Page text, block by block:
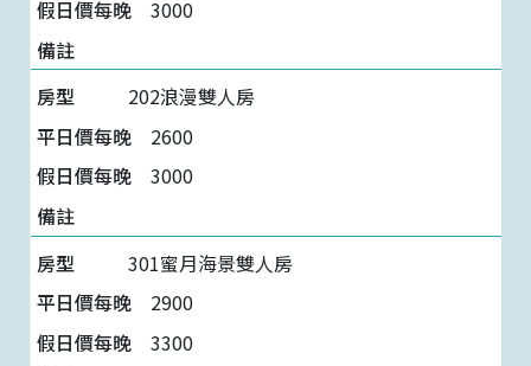
3000
202浪漫雙人房
2600
3000
301蜜月海景雙人房
2900
3300